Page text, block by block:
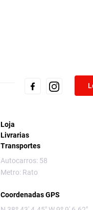
Loja
Livrarias
Transportes
Autocarros: 58
Metro: Rato
Coordenadas GPS